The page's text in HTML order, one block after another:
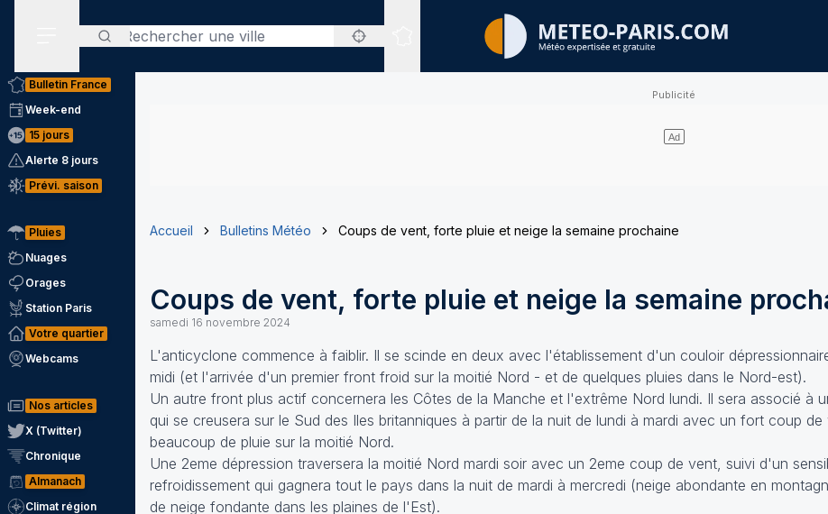
Rechercher
Sites expertisés
Bulletin France
Week-end
15 jours
Alerte 8 jours
Prévi. saison
Pluies
Nuages
Orages
Station Paris
Votre quartier
Webcams
Nos articles
X (Twitter)
Chronique
Almanach
Climat région
Accueil Bulletins Météo Coups de vent, forte pluie et neige la semaine prochaine
Coups de vent, forte pluie et neige la semaine
samedi 16 novembre 2024
L'anticyclone commence à faiblir. Il se scinde en deux avec l'établissement d'un couloir
midi (et l'arrivée d'un premier front froid sur la moitié Nord - et de quelques pluies dans le Nord-est).
Un autre front plus actif concernera les Côtes de la Manche et l'extrême Nord lundi. Il sera associé à
qui se creusera sur le Sud des Iles britanniques à partir de la nuit de lundi à mardi avec un fort coup
beaucoup de pluie sur la moitié Nord.
Une 2eme dépression traversera la moitié Nord mardi soir avec un 2eme coup de vent, suivi d'un
refroidissement qui gagnera tout le pays dans la nuit de mardi à mercredi (neige abondante en
de neige fondante dans les plaines de l'Est).